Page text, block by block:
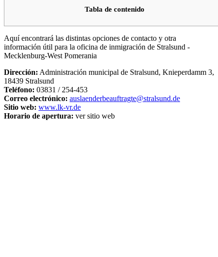
Tabla de contenido
Aquí encontrará las distintas opciones de contacto y otra
información útil para la oficina de inmigración de Stralsund -
Mecklenburg-West Pomerania
Dirección: Administración municipal de Stralsund, Knieperdamm 3,
18439 Stralsund
Teléfono: 03831 / 254-453
Correo electrónico: auslaenderbeauftragte@stralsund.de
Sitio web: www.lk-vr.de
Horario de apertura: ver sitio web